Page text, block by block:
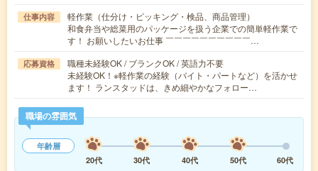
仕事内容
軽作業（仕分け・ピッキング・検品、商品管理）
和食弁当や総菜用のパッケージを扱う企業での簡単軽作業で
す！ お願いしたいお仕事 ￣￣￣￣￣￣￣￣￣￣…
応募資格
職種未経験OK / ブランクOK / 英語力不要
未経験OK！※軽作業の経験（バイト・パートなど）を活かせ
ます！ ランスタッドは、きめ細やかなフォロー…
職場の雰囲気
年齢層
20代
30代 40代 50代 60代